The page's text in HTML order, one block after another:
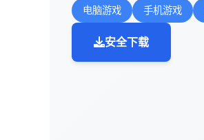
电脑游戏 手机游戏
安全下载